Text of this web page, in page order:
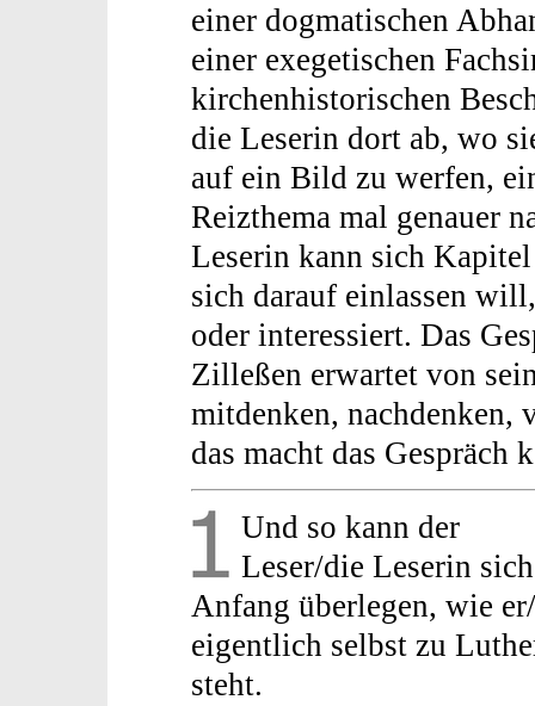
einer dogmatischen
einer exegetischen
kirchenhistorischen
die Leserin dort ab, wo
auf ein Bild zu werfen,
Reizthema mal genauer
Leserin kann sich
sich darauf einlassen
oder interessiert. Das
Zilleßen erwartet von
mitdenken, nachdenken,
das macht das Gespräch
Und so kann der
Leser/die Leserin
Anfang überlegen, wie
eigentlich selbst zu
steht.